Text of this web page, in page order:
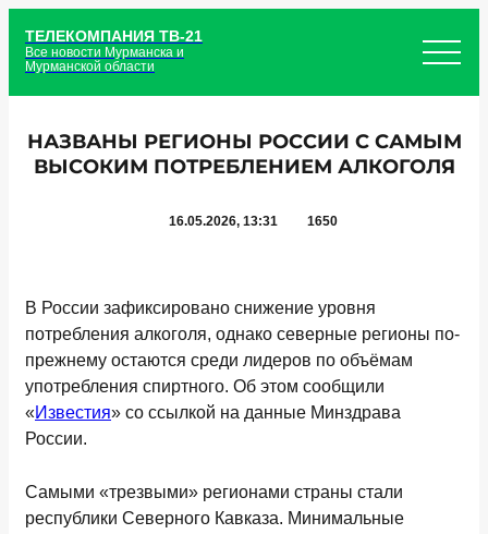
ТЕЛЕКОМПАНИЯ ТВ-21
Все новости Мурманска и
Мурманской области
НАЗВАНЫ РЕГИОНЫ РОССИИ С САМЫМ
ВЫСОКИМ ПОТРЕБЛЕНИЕМ АЛКОГОЛЯ
16.05.2026, 13:31 1650
В России зафиксировано снижение уровня
потребления алкоголя, однако северные регионы по-
прежнему остаются среди лидеров по объёмам
употребления спиртного. Об этом сообщили
«Известия» со ссылкой на данные Минздрава
России.
Самыми «трезвыми» регионами страны стали
республики Северного Кавказа. Минимальные